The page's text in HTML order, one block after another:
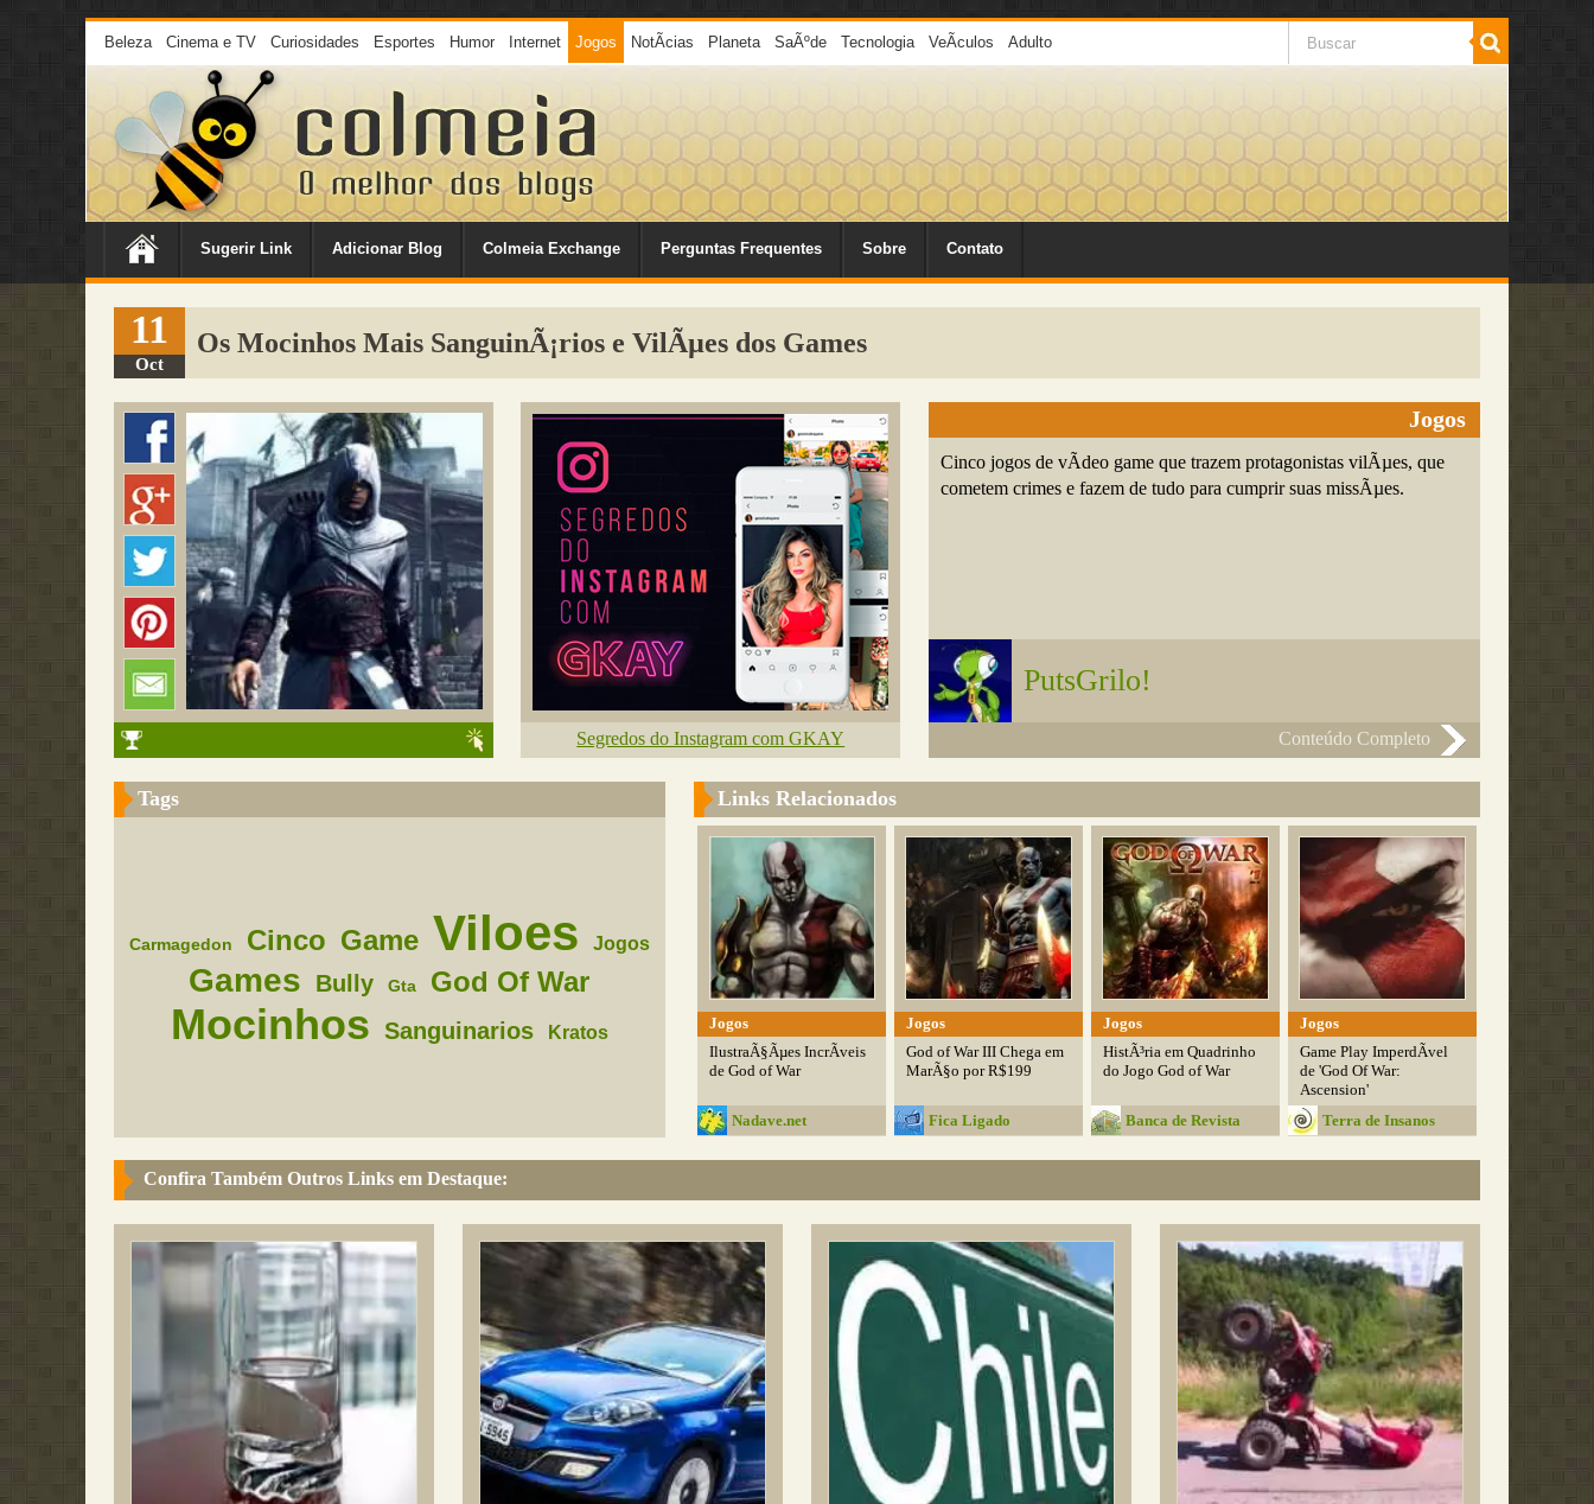
Beleza Cinema e TV Curiosidades Esportes Humor Internet Jogos NotÃ­cias Planeta SaÃºde Tecnologia VeÃ­culos Adulto
Sugerir Link Adicionar Blog Colmeia Exchange Perguntas Frequentes Sobre Contato
11
Oct
Os Mocinhos Mais SanguinÃ¡rios e VilÃµes dos Games
Segredos do Instagram com GKAY
Jogos
Cinco jogos de vÃ­deo game que trazem protagonistas vilÃµes, que
cometem crimes e fazem de tudo para cumprir suas missÃµes.
PutsGrilo!
Conteúdo Completo
Tags
Carmagedon Cinco Game Viloes Jogos
Games Bully Gta God Of War
Mocinhos Sanguinarios Kratos
Links Relacionados
Jogos
IlustraÃ§Ãµes IncrÃ­veis
de God of War
Nadave.net
Jogos
God of War III Chega em
MarÃ§o por R$199
Fica Ligado
Jogos
HistÃ³ria em Quadrinho
do Jogo God of War
Banca de Revista
Jogos
Game Play ImperdÃ­vel
de 'God Of War:
Ascension'
Terra de Insanos
Confira Também Outros Links em Destaque: